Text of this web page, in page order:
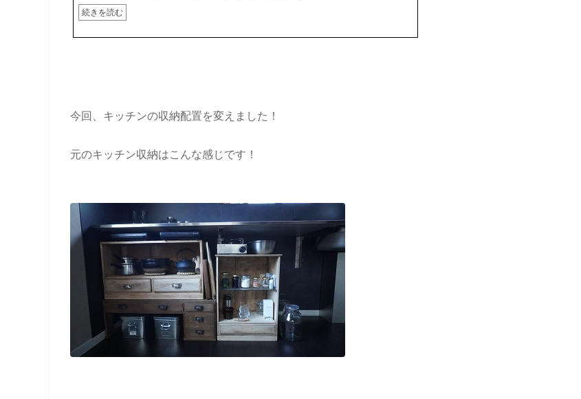
続きを読む
今回、キッチンの収納配置を変えました！
元のキッチン収納はこんな感じです！